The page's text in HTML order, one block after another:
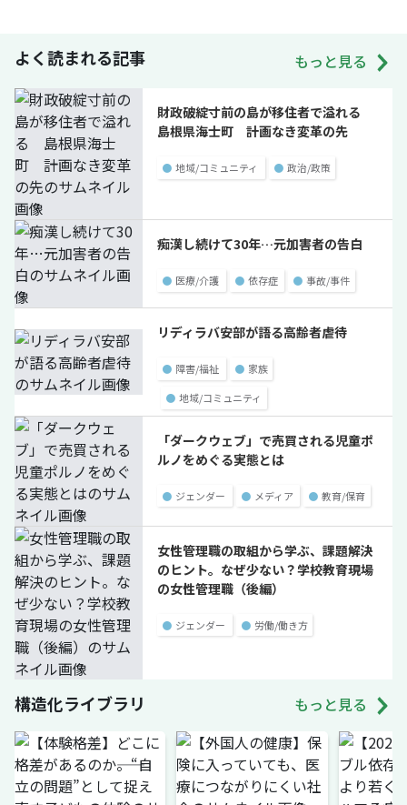
よく読まれる記事 もっと見る
財政破綻寸前の島が移住者で溢れる
島根県海士町 計画なき変革の先
● 地域/コミュニティ ● 政治/政策
痴漢し続けて30年…元加害者の告白
● 医療/介護 ● 依存症 ● 事故/事件
リディラバ安部が語る高齢者虐待
● 障害/福祉 ● 家族
● 地域/コミュニティ
「ダークウェブ」で売買される児童ポ
ルノをめぐる実態とは
● ジェンダー ● メディア ● 教育/保育
女性管理職の取組から学ぶ、課題解決
のヒント。なぜ少ない？学校教育現場
の女性管理職（後編）
● ジェンダー ● 労働/働き方
構造化ライブラリ もっと見る